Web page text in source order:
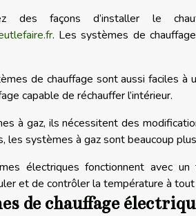
des façons d’installer le
. Les systèmes de
de chauffage sont aussi faciles à
capable de réchauffer l’intérieur.
à gaz, ils nécessitent des
les systèmes à gaz sont beaucoup
électriques fonctionnent avec
et de contrôler la température à
de chauffage